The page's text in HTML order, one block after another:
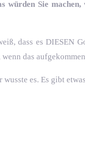
Sie machen,
dass es DIESEN
das
es. Es gibt